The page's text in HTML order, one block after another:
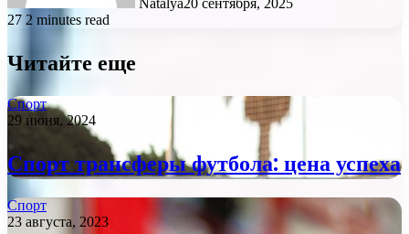
27 2 minutes read
Читайте еще
Спорт
29 июня, 2024
Спорт трансферы футбола: цена успеха
Спорт
23 августа, 2023